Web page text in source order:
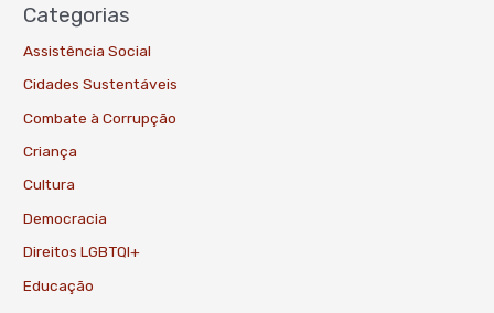
Categorias
Assistência Social
Cidades Sustentáveis
Combate à Corrupção
Criança
Cultura
Democracia
Direitos LGBTQI+
Educação